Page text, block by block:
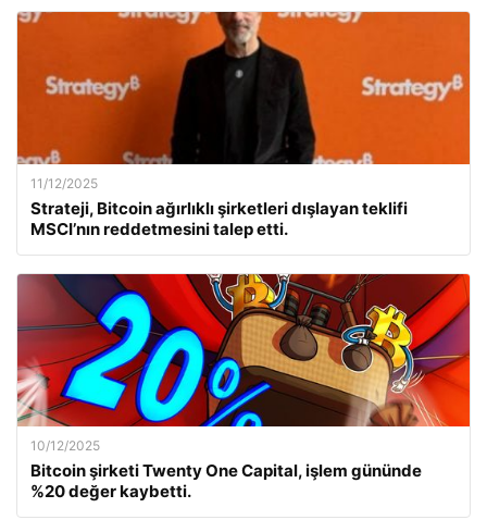
11/12/2025
Strateji, Bitcoin ağırlıklı şirketleri dışlayan teklifi
MSCI’nın reddetmesini talep etti.
10/12/2025
Bitcoin şirketi Twenty One Capital, işlem gününde
%20 değer kaybetti.